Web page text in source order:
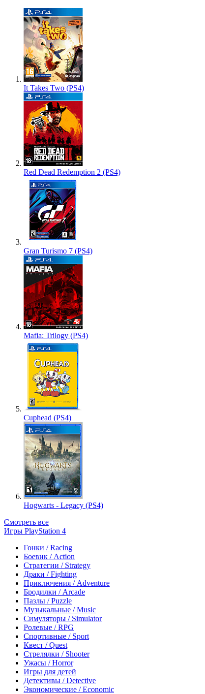
It Takes Two (PS4)
Red Dead Redemption 2 (PS4)
Gran Turismo 7 (PS4)
Mafia: Trilogy (PS4)
Cuphead (PS4)
Hogwarts - Legacy (PS4)
Смотреть все
Игры PlayStation 4
Гонки / Racing
Боевик / Action
Стратегии / Strategy
Драки / Fighting
Приключения / Adventure
Бродилки / Arcade
Пазлы / Puzzle
Музыкальные / Music
Симуляторы / Simulator
Ролевые / RPG
Спортивные / Sport
Квест / Quest
Стрелялки / Shooter
Ужасы / Horror
Игры для детей
Детективы / Detective
Экономические / Economic